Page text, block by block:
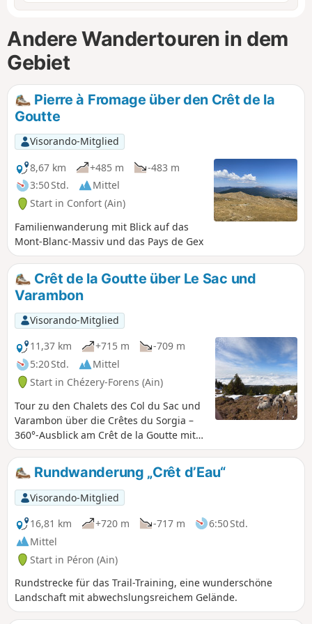
Andere Wandertouren in dem
Gebiet
Pierre à Fromage über den Crêt de la
Goutte
Visorando-Mitglied
8,67 km
+485 m
-483 m
3:50 Std.
Mittel
Start in Confort (Ain)
Familienwanderung mit Blick auf das
Mont-Blanc-Massiv und das Pays de Gex
Crêt de la Goutte über Le Sac und
Varambon
Visorando-Mitglied
11,37 km
+715 m
-709 m
5:20 Std.
Mittel
Start in Chézery-Forens (Ain)
Tour zu den Chalets des Col du Sac und
Varambon über die Crêtes du Sorgia –
360°-Ausblick am Crêt de la Goutte mit
Orientierungstafel, um die Monts d'Ain,
den Genfer See und seinen
Springbrunnen, den Beginn der
Jurakette, die Schweizer und
französischen Alpen einschließlich des
Matterhorns bei schönem Wetter und
den majestätischen Mont Blanc zu
entdecken.
Rundwanderung „Crêt d’Eau“
Visorando-Mitglied
16,81 km
+720 m -717 m
6:50 Std.
Mittel
Start in Péron (Ain)
Rundstrecke für das Trail-Training, eine wunderschöne
Landschaft mit abwechslungsreichem Gelände.